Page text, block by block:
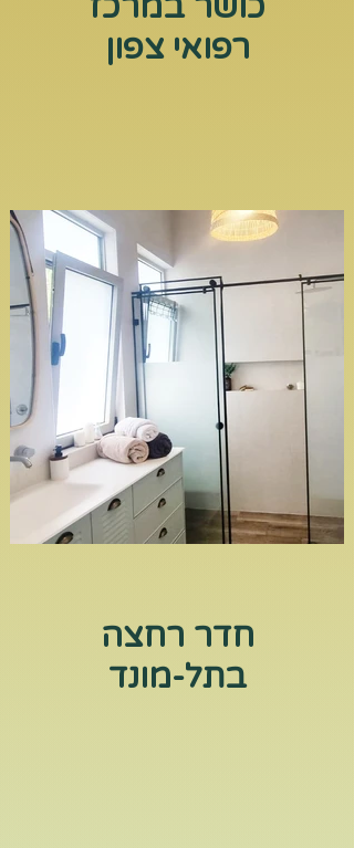
רפואי צפון
חדר רחצה
בתל-מונד